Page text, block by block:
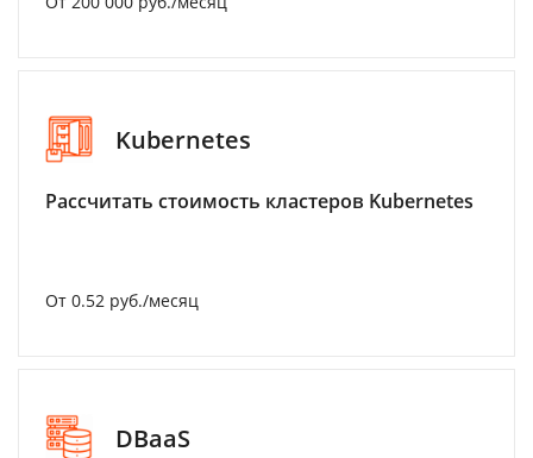
Kubernetes
Рассчитать стоимость кластеров Kubernetes
От 0.52 руб./месяц
DBaaS